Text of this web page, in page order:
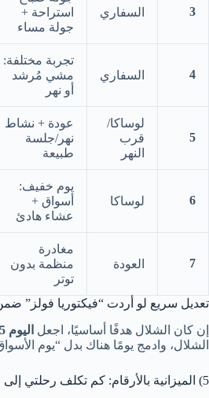
3 السفاري
استراحة +
جولة مساء
4 السفاري
تجربة مختلفة:
مشي مُرشد
أو نهر
5
لوساكا/
قرب
النهر
عودة + نشاط
نهر/جلسة
طبيعة
6 لوساكا
يوم خفيف:
أسواق +
عشاء هادئ
7 العودة
مغادرة
منظمة بدون
توتر
تعديل سريع لو أردت “فيكتوريا فولز”
إن كان الشلال هدفًا أساسيًا، اجعل اليوم 5
الشلال، وادمج يومًا هناك بدل “يوم
5) الميزانية بالأرقام: كم تكلف رحلتي إلى